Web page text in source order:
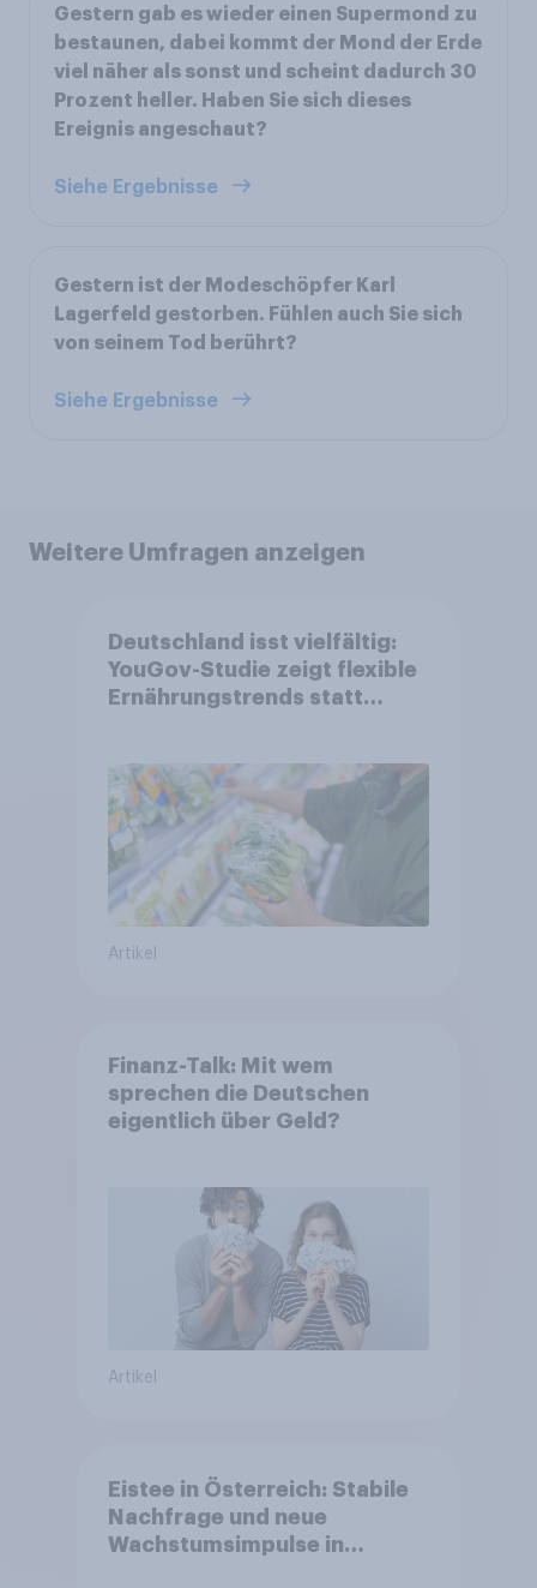
Gestern gab es wieder einen Supermond zu
bestaunen, dabei kommt der Mond der Erde
viel näher als sonst und scheint dadurch 30
Prozent heller. Haben Sie sich dieses
Ereignis angeschaut?
Siehe Ergebnisse
Gestern ist der Modeschöpfer Karl
Lagerfeld gestorben. Fühlen auch Sie sich
von seinem Tod berührt?
Siehe Ergebnisse
Weitere Umfragen anzeigen
Deutschland isst vielfältig:
YouGov-Studie zeigt flexible
Ernährungstrends statt
Artikel
Finanz-Talk: Mit wem
sprechen die Deutschen
eigentlich über Geld?
Artikel
Eistee in Österreich: Stabile
Nachfrage und neue
Wachstumsimpulse in